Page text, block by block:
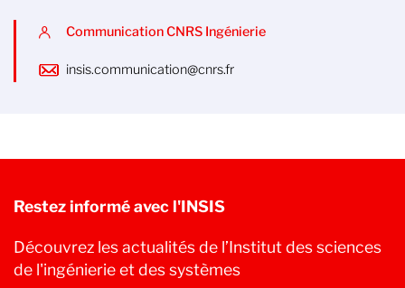
Communication CNRS Ingénierie
insis.communication@cnrs.fr
Restez informé avec l'INSIS
Découvrez les actualités de l’Institut des sciences
de l'ingénierie et des systèmes